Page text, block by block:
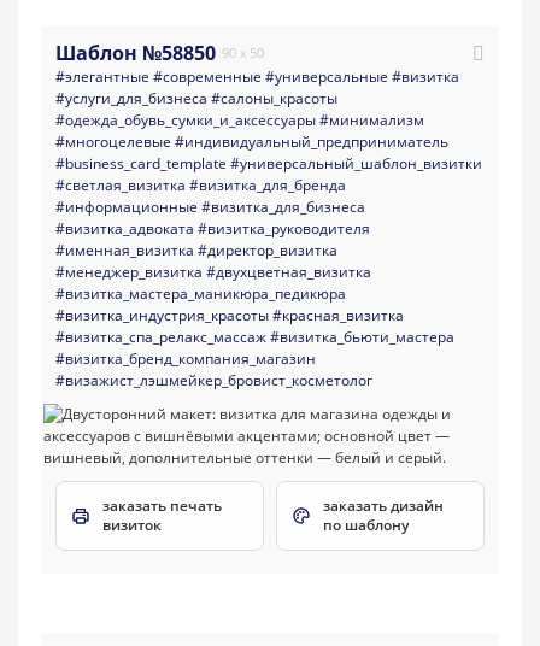
Шаблон №58850 90 x 50
#элегантные #современные #универсальные #визитка
#услуги_для_бизнеса #салоны_красоты
#одежда_обувь_сумки_и_аксессуары#минимализм
#многоцелевые #индивидуальный_предприниматель
#business_card_template #универсальный_шаблон_визитки
#светлая_визитка #визитка_для_бренда
#информационные #визитка_для_бизнеса
#визитка_адвоката #визитка_руководителя
#именная_визитка #директор_визитка
#менеджер_визитка #двухцветная_визитка
#визитка_мастера_маникюра_педикюра
#визитка_индустрия_красоты#красная_визитка
#визитка_спа_релакс_массаж#визитка_бьюти_мастера
#визитка_бренд_компания_магазин
#визажист_лэшмейкер_бровист_косметолог
заказать печать
визиток
заказать дизайн
по шаблону